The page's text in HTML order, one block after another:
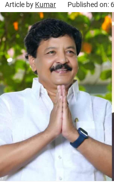
Article by Kumar Published on: